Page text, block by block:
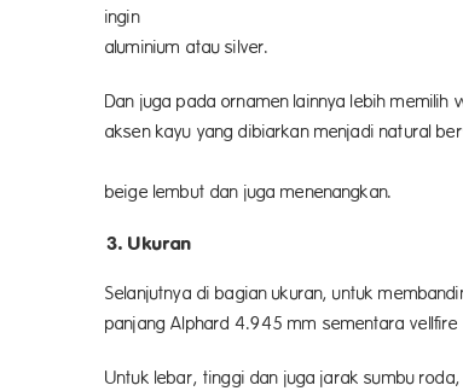
ingin yang memberikan
aluminium atau silver.
Dan juga pada ornamen lainnya lebih
aksen kayu yang dibiarkan menjadi natural
tengah atau armrest jok
beige lembut dan juga menenangkan.
3. Ukuran
Selanjutnya di bagian ukuran, untuk
panjang Alphard 4.945 mm sementara
Untuk lebar, tinggi dan juga jarak sumbu